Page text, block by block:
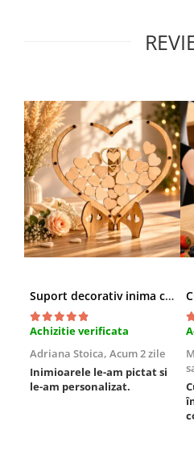
Suport decorativ inima cu mesaje, Cadou cu suflet
Achizitie verificata
Adriana Stoica, Acum 2 zile
Inimioarele le-am pictat si
le-am personalizat.